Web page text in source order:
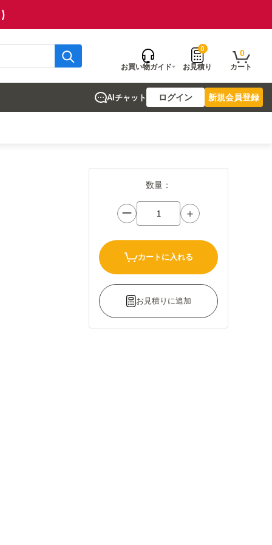
お買い物ガイド
0
お見積り
0
カート
AIチャット ログイン 新規会員登録
数量：
ー ＋
カートに入れる
お見積りに追加